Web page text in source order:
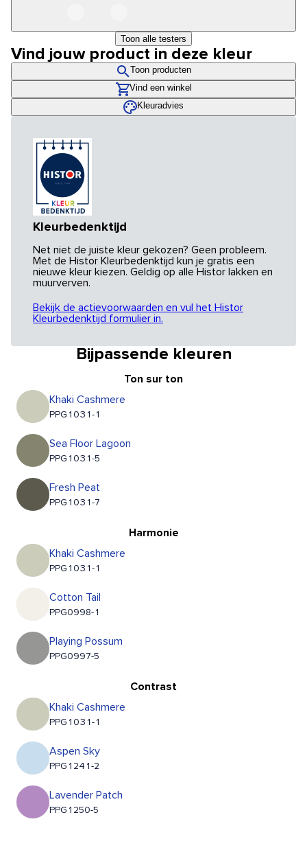
Toon alle testers
Vind jouw product in deze kleur
Toon producten
Vind een winkel
Kleuradvies
Kleurbedenktijd
Net niet de juiste kleur gekozen? Geen probleem.
Met de Histor Kleurbedenktijd kun je gratis een
nieuwe kleur kiezen. Geldig op alle Histor lakken en
muurverven.
Bekijk de actievoorwaarden en vul het Histor
Kleurbedenktijd formulier in.
Bijpassende kleuren
Ton sur ton
Khaki Cashmere
PPG1031-1
Sea Floor Lagoon
PPG1031-5
Fresh Peat
PPG1031-7
Harmonie
Khaki Cashmere
PPG1031-1
Cotton Tail
PPG0998-1
Playing Possum
PPG0997-5
Contrast
Khaki Cashmere
PPG1031-1
Aspen Sky
PPG1241-2
Lavender Patch
PPG1250-5